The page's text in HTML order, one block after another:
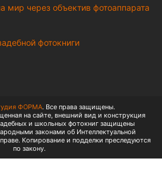
мир через объектив фотоаппарата
фотокниги
ФОРМА. Все права защищены.
на сайте, внешний вид и конструкция
и школьных фотокниг защищены
законами об Интеллектуальной
Копирование и подделки преследуются
по закону.